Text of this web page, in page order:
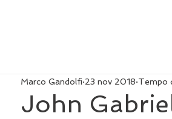
John
Marco Gandolfi 23 nov 2018 Tempo